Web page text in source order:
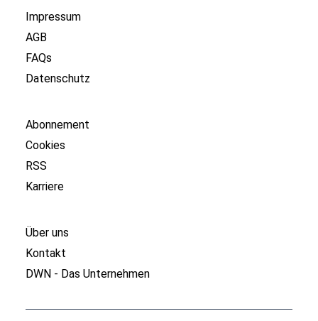
Impressum
AGB
FAQs
Datenschutz
Abonnement
Cookies
RSS
Karriere
Über uns
Kontakt
DWN - Das Unternehmen